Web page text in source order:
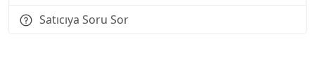
Satıcıya Soru Sor